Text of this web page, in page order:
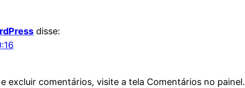
disse:
excluir comentários, visite a tela Comentários no painel.